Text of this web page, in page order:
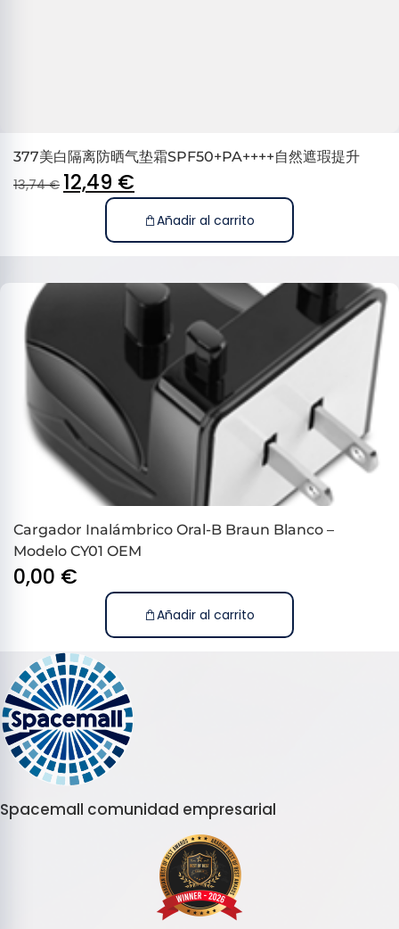
377美白隔离防晒气垫霜SPF50+PA++++自然遮瑕提升
13,74€ 12,49 €
Añadir al carrito
Cargador Inalámbrico Oral-B Braun Blanco –
Modelo CY01 OEM
0,00 €
Añadir al carrito
Spacemall comunidad empresarial